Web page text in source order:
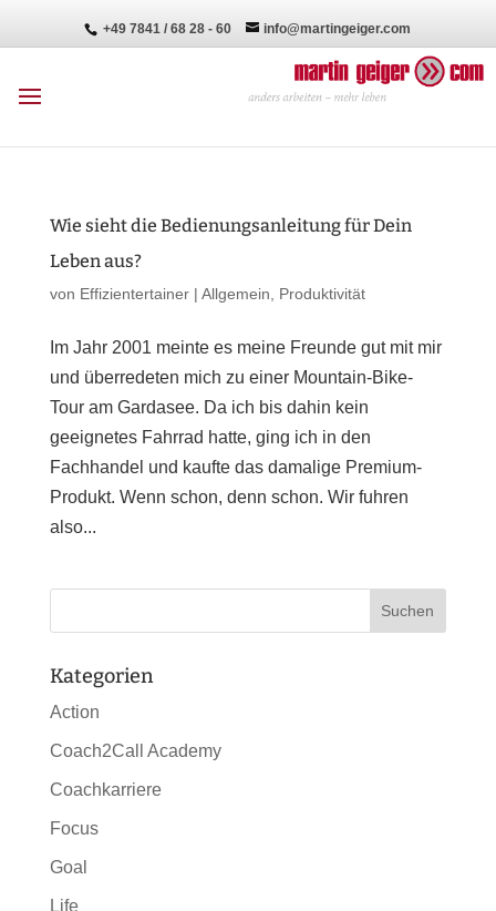
+49 7841 / 68 28 - 60 info@martingeiger.com
Wie sieht die Bedienungsanleitung für Dein
Leben aus?
von Effizientertainer| Allgemein Produktivität
Im Jahr 2001 meinte es meine Freunde gut mit mir
und überredeten mich zu einer Mountain-Bike-
Tour am Gardasee. Da ich bis dahin kein
geeignetes Fahrrad hatte, ging ich in den
Fachhandel und kaufte das damalige Premium-
Produkt. Wenn schon, denn schon. Wir fuhren
also...
Kategorien
Action
Coach2Call Academy
Coachkarriere
Focus
Goal
Life